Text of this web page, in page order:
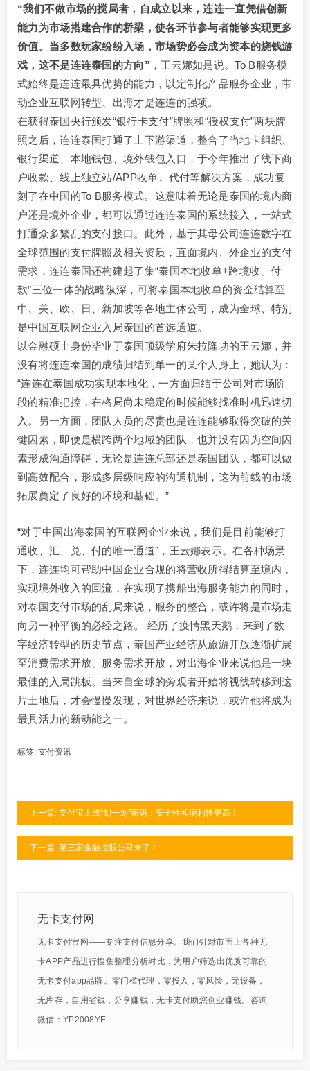
“我们不做市场的搅局者，自成立以来，连连一直凭借创新
能力为市场搭建合作的桥梁，使各环节参与者能够实现更多
价值。当多数玩家纷纷入场，市场势必会成为资本的烧钱游
戏，这不是连连泰国的方向” ，王云娜如是说。To B服务模
式始终是连连最具优势的能力，以定制化产品服务企业，带
动企业互联网转型、出海才是连连的强项。
在获得泰国央行颁发“银行卡支付”牌照和“授权支付”两块牌
照之后，连连泰国打通了上下游渠道，整合了当地卡组织、
银行渠道、本地钱包、境外钱包入口，于今年推出了线下商
户收款、线上独立站/APP收单、代付等解决方案，成功复
刻了在中国的To B服务模式。这意味着无论是泰国的境内商
户还是境外企业，都可以通过连连泰国的系统接入，一站式
打通众多繁乱的支付接口。此外，基于其母公司连连数字在
全球范围的支付牌照及相关资质，直面境内、外企业的支付
需求，连连泰国还构建起了集“泰国本地收单+跨境收、付
款”三位一体的战略纵深，可将泰国本地收单的资金结算至
中、美、欧、日、新加坡等各地主体公司，成为全球、特别
是中国互联网企业入局泰国的首选通道。
以金融硕士身份毕业于泰国顶级学府朱拉隆功的王云娜，并
没有将连连泰国的成绩归结到单一的某个人身上，她认为：
“连连在泰国成功实现本地化，一方面归结于公司对市场阶
段的精准把控，在格局尚未稳定的时候能够找准时机迅速切
入。另一方面，团队人员的尽责也是连连能够取得突破的关
键因素，即便是横跨两个地域的团队，也并没有因为空间因
素形成沟通障碍，无论是连连总部还是泰国团队，都可以做
到高效配合，形成多层级响应的沟通机制，这为前线的市场
拓展奠定了良好的环境和基础。”
“对于中国出海泰国的互联网企业来说，我们是目前能够打
通收、汇、兑、付的唯一通道”，王云娜表示。在各种场景
下，连连均可帮助中国企业合规的将营收所得结算至境内，
实现境外收入的回流，在实现了携船出海服务能力的同时，
对泰国支付市场的乱局来说，服务的整合，或许将是市场走
向另一种平衡的必经之路。 经历了疫情黑天鹅，来到了数
字经济转型的历史节点，泰国产业经济从旅游开放逐渐扩展
至消费需求开放、服务需求开放，对出海企业来说他是一块
最佳的入局跳板。当来自全球的旁观者开始将视线转移到这
片土地后，才会慢慢发现，对世界经济来说，或许他将成为
最具活力的新动能之一。
标签: 支付资讯
上一篇: 支付宝上线“划一划”密码，安全性和便利性更高！
下一篇: 第三家金融控股公司来了！
无卡支付网
无卡支付官网——专注支付信息分享。我们针对市面上各种无
卡APP产品进行搜集整理分析对比，为用户筛选出优质可靠的
无卡支付app品牌。零门槛代理，零投入，零风险，无设备，
无库存，自用省钱，分享赚钱，无卡支付助您创业赚钱。咨询
微信：YP2008YE